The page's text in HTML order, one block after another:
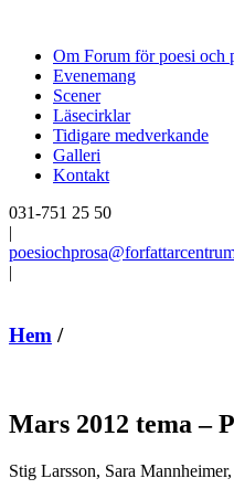
Om Forum för poesi och
Evenemang
Scener
Läsecirklar
Tidigare medverkande
Galleri
Kontakt
031-751 25 50
|
|
Hem /
Mars 2012 tema –
Stig Larsson, Sara